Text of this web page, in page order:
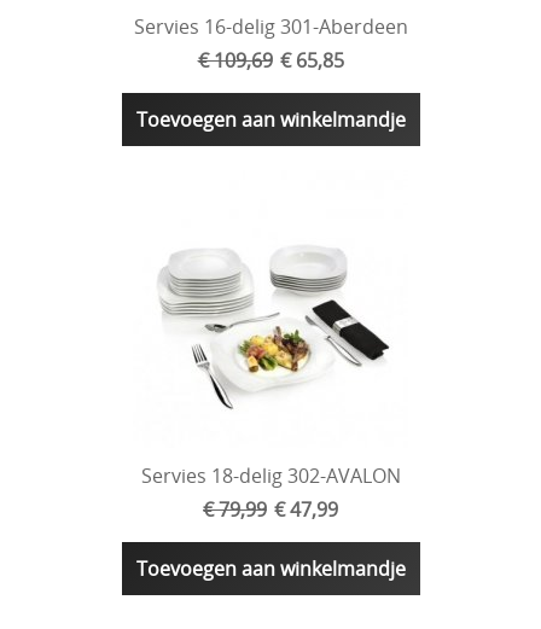
Servies 16-delig 301-Aberdeen
€ 109,69 € 65,85
Toevoegen aan winkelmandje
Servies 18-delig 302-AVALON
€ 79,99 € 47,99
Toevoegen aan winkelmandje